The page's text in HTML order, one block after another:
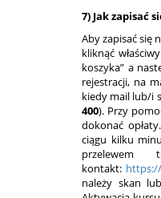
7) Jak zapisać
Aby zapisać się
kliknąć
koszyka” a
rejestracji, na
kiedy mail lub/i
400). Przy
dokonać
ciągu kilku
przelewem
kontakt:
należy skan